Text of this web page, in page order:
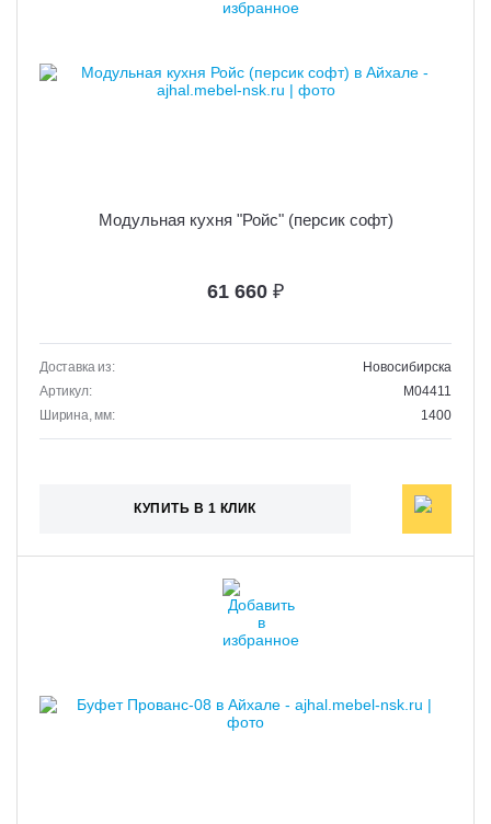
Модульная кухня "Ройс" (персик софт)
61 660 ₽
Доставка из:
Новосибирска
Артикул:
M04411
Ширина, мм:
1400
КУПИТЬ В 1 КЛИК